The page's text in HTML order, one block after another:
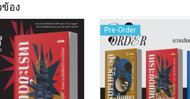
อง
Pre-Order